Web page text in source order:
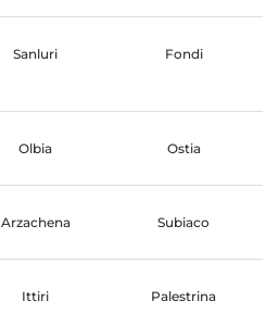
Sanluri Fondi
Olbia Ostia
Arzachena Subiaco
Ittiri Palestrina